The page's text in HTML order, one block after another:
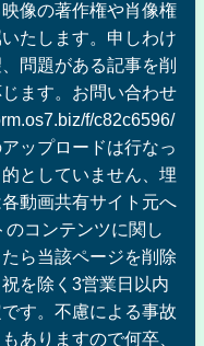
像の著作権や肖像権
たします。申しわけ
問題がある記事を削
ます。お問い合わせ
f/c82c6596/
ップロードは行なっ
としていません、埋
動画共有サイト元へ
コンテンツに関し
ら当該ページを削除
を除く3営業日以内
す。不慮による事故
ありますので何卒、